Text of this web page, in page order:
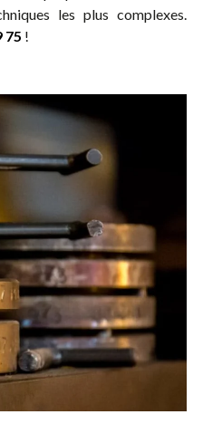
les plus complexes.
75 !